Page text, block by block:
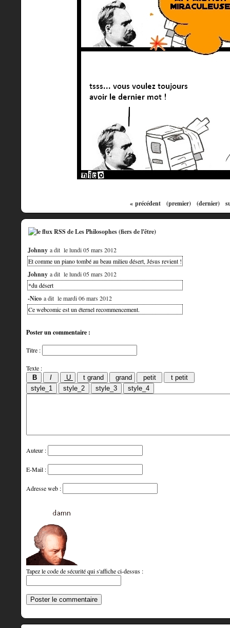
« précédent (premier) (dernier)
Johnny a dit le lundi 05 mars 2012
Et comme un piano tombé au beau milieu désert, Jésus revient !
Johnny a dit le lundi 05 mars 2012
*du désert
-Nico a dit le mardi 06 mars 2012
Ce webcomic est un éternel recommencement.
Poster un commentaire :
Titre :
Texte :
Auteur :
E-Mail :
Adresse web :
Tapez le code de sécurité qui s'affiche ci-dessus :